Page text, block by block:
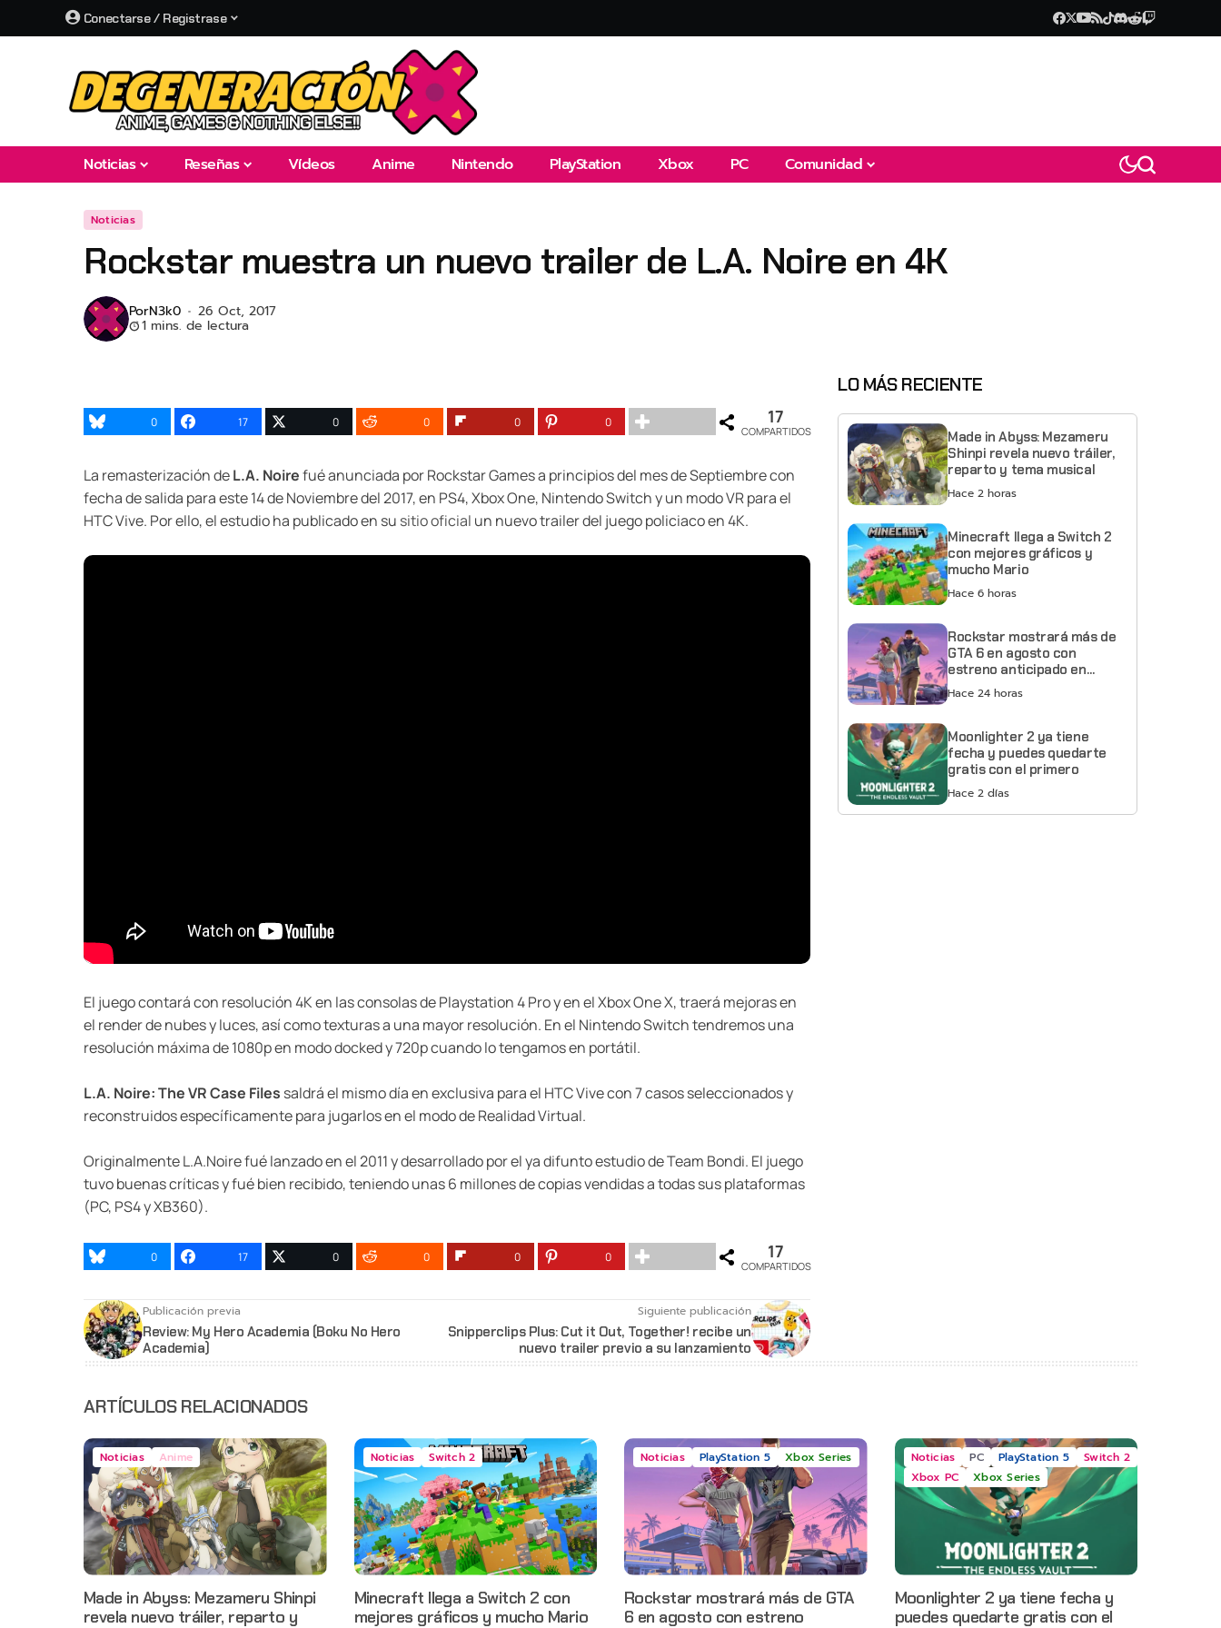
Conectarse / Registrase
Noticias Reseñas Vídeos Anime Nintendo PlayStation Xbox PC Comunidad
Noticias
Rockstar muestra un nuevo trailer de L.A. Noire en 4K
PorN3k0 26 Oct, 2017
1 mins. de lectura
0 17 0 0 0 0 17
COMPARTIDOS
La remasterización deL.A. Noirefué anunciada por Rockstar Games a principios del mes de Septiembre con
fecha de salida para este 14 de Noviembre del 2017, en PS4, Xbox One, Nintendo Switch y un modo VR para el
HTC Vive. Por ello, el estudio ha publicado en su sitio oficial un nuevo trailer del juego policiaco en 4K.
El juego contará con resolución 4K en las consolas de Playstation 4 Pro y en el Xbox One X, traerá mejoras en
el render de nubes y luces, así como texturas a una mayor resolución. En el Nintendo Switch tendremos una
resolución máxima de 1080p en modo docked y 720p cuando lo tengamos en portátil.
L.A. Noire: The VR Case Files saldrá el mismo día en exclusiva para el HTC Vive con 7 casos seleccionados y
reconstruidos específicamente para jugarlos en el modo de Realidad Virtual.
Originalmente L.A.Noire fué lanzado en el 2011 y desarrollado por el ya difunto estudio de Team Bondi. El juego
tuvo buenas críticas y fué bien recibido, teniendo unas 6 millones de copias vendidas a todas sus plataformas
(PC, PS4 y XB360).
0 17 0 0 0 0 17
COMPARTIDOS
Publicación previa
Review: My Hero Academia (Boku No Hero
Academia)
Siguiente publicación
Snipperclips Plus: Cut it Out, Together! recibe un
nuevo trailer previo a su lanzamiento
LO MÁS RECIENTE
Made in Abyss: Mezameru
Shinpi revela nuevo tráiler,
reparto y tema musical
Hace 2 horas
Minecraft llega a Switch 2
con mejores gráficos y
mucho Mario
Hace 6 horas
Rockstar mostrará más de
GTA 6 en agosto con
estreno anticipado en
Netflix
Hace 24 horas
Moonlighter 2 ya tiene
fecha y puedes quedarte
gratis con el primero
Hace 2 días
ARTÍCULOS RELACIONADOS
Noticias Anime
Made in Abyss: Mezameru Shinpi
revela nuevo tráiler, reparto y
Noticias Switch 2
Minecraft llega a Switch 2 con
mejores gráficos y mucho Mario
Noticias PlayStation 5 Xbox Series
Rockstar mostrará más de GTA
6 en agosto con estreno
Noticias PC PlayStation 5
Switch 2
Xbox PC
Xbox Series
Moonlighter 2 ya tiene fecha y
puedes quedarte gratis con el